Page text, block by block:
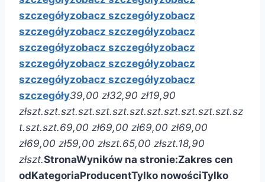
szczegółyzobacz szczegółyzobacz
szczegółyzobacz szczegółyzobacz
szczegółyzobacz szczegółyzobacz
szczegółyzobacz szczegółyzobacz
szczegółyzobacz szczegółyzobacz
szczegóły39,00 zł32,90 zł19,90
złszt.szt.szt.szt.szt.szt.szt.szt.szt.szt.szt.szt.sz
t.szt.szt.69,00 zł69,00 zł69,00 zł69,00
zł69,00 zł59,00 złszt.65,00 złszt.18,90
złszt.StronaWyników na stronie:Zakres cen
odKategoriaProducentTylko nowościTylko